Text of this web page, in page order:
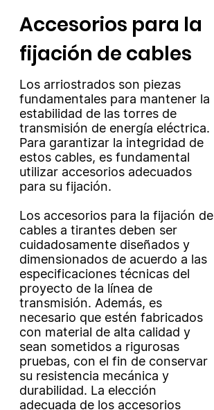
Los arriostrados son piezas
fundamentales para mantener la
estabilidad de las torres de
transmisión de energía eléctrica.
Para garantizar la integridad de
estos cables, es fundamental
utilizar accesorios adecuados
para su fijación.
Los accesorios para la fijación de
cables a tirantes deben ser
cuidadosamente diseñados y
dimensionados de acuerdo a las
especificaciones técnicas del
proyecto de la línea de
transmisión. Además, es
necesario que estén fabricados
con material de alta calidad y
sean sometidos a rigurosas
pruebas, con el fin de conservar
su resistencia mecánica y
durabilidad. La elección
adecuada de los accesorios
Accesorios para la
fijación de cables